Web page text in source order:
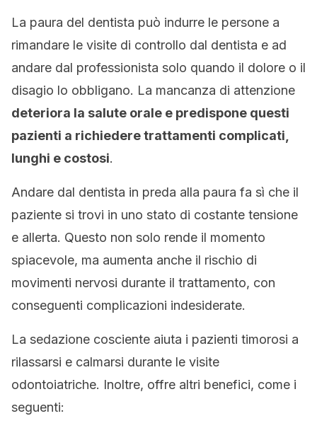
La paura del dentista può indurre le persone a
rimandare le visite di controllo dal dentista e ad
andare dal professionista solo quando il dolore o il
disagio lo obbligano. La mancanza di attenzione
deteriora la salute orale e predispone questi
pazienti a richiedere trattamenti complicati,
lunghi e costosi.
Andare dal dentista in preda alla paura fa sì che il
paziente si trovi in uno stato di costante tensione
e allerta. Questo non solo rende il momento
spiacevole, ma aumenta anche il rischio di
movimenti nervosi durante il trattamento, con
conseguenti complicazioni indesiderate.
La sedazione cosciente aiuta i pazienti timorosi a
rilassarsi e calmarsi durante le visite
odontoiatriche. Inoltre, offre altri benefici, come i
seguenti: